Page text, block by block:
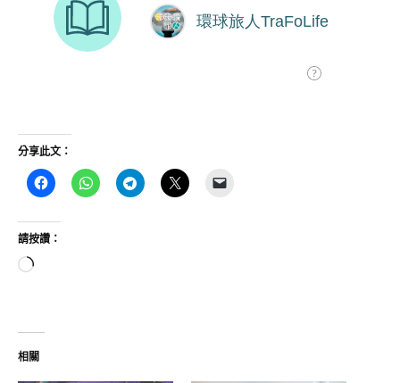
分享此文：
請按讚：
正
入...
相關